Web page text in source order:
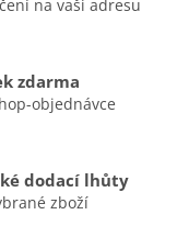
na vaši adresu
zdarma
objednávce
dodací lhůty
zboží